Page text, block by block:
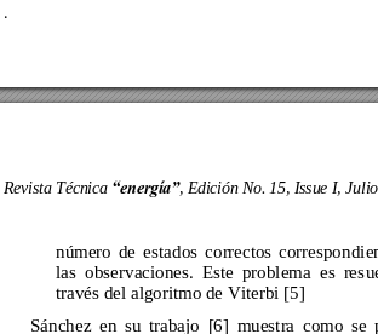
.
Revista Técnica “energía”, Edición No. 15, Issue I,
número de estados correctos correspo
las observaciones. Este problema es res
través del algoritmo de Viterbi [5]
Sánchez en su trabajo [6] muestra como se